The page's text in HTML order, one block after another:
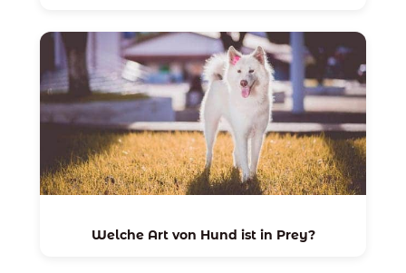
Welche Art von Hund ist in Prey?